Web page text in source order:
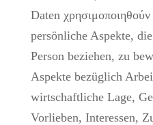
Daten
persönliche Aspekte,
Person beziehen, zu
Aspekte bezüglich
wirtschaftliche Lage,
Vorlieben, Interessen,